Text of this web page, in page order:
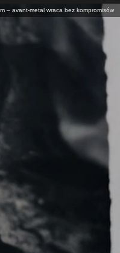
– avant-metal wraca bez kompromisów